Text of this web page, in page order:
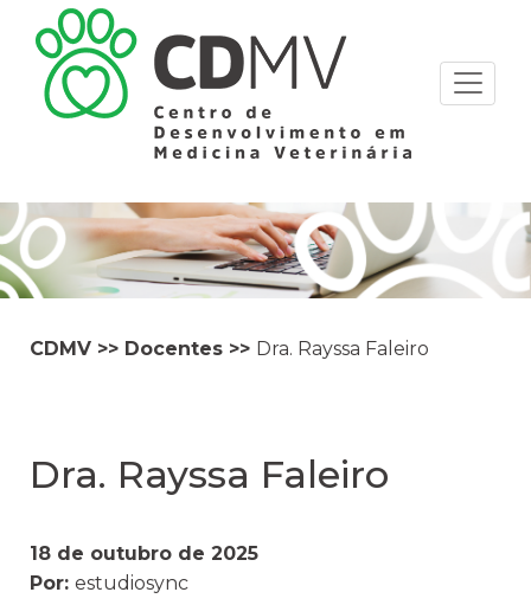
CDMV >> Docentes >> Dra. Rayssa Faleiro
Dra. Rayssa Faleiro
18 de outubro de 2025
Por: estudiosync